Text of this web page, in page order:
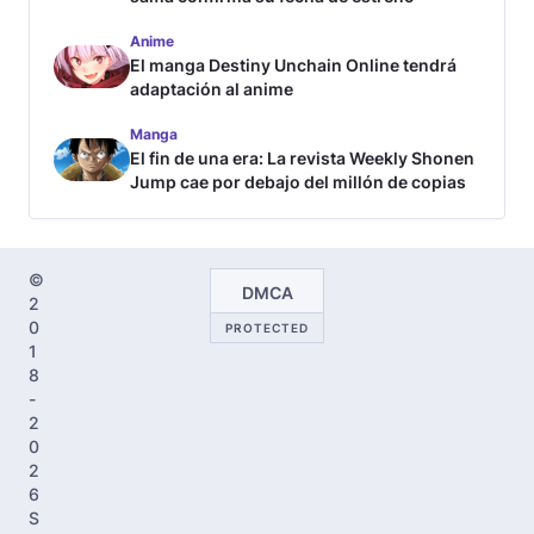
Anime
El manga Destiny Unchain Online tendrá
adaptación al anime
Manga
El fin de una era: La revista Weekly Shonen
Jump cae por debajo del millón de copias
©
2
0
1
8
-
2
0
2
6
S
DMCA
PROTECTED